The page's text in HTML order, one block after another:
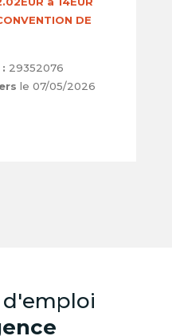
DE
29352076
le 07/05/2026
d'emploi